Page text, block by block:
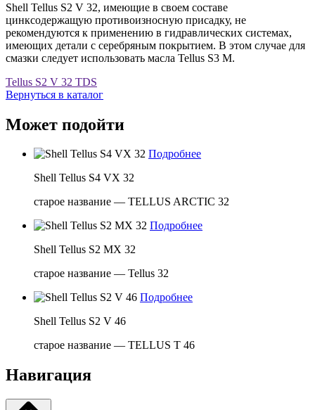
Shell Tellus S2 V 32, имеющие в своем составе
цинксодержащую противоизносную присадку, не
рекомендуются к применению в гидравлических системах,
имеющих детали с серебряным покрытием. В этом случае для
смазки следует использовать масла Tellus S3 M.
Tellus S2 V 32 TDS
Вернуться в каталог
Может подойти
Подробнее
Shell Tellus S4 VX 32
старое название — TELLUS ARCTIC 32
Подробнее
Shell Tellus S2 MX 32
старое название — Tellus 32
Подробнее
Shell Tellus S2 V 46
старое название — TELLUS T 46
Навигация